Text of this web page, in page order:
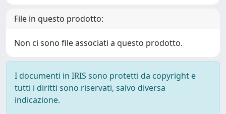
File in questo prodotto:
Non ci sono file associati a questo prodotto.
I documenti in IRIS sono protetti da copyright e
tutti i diritti sono riservati, salvo diversa
indicazione.